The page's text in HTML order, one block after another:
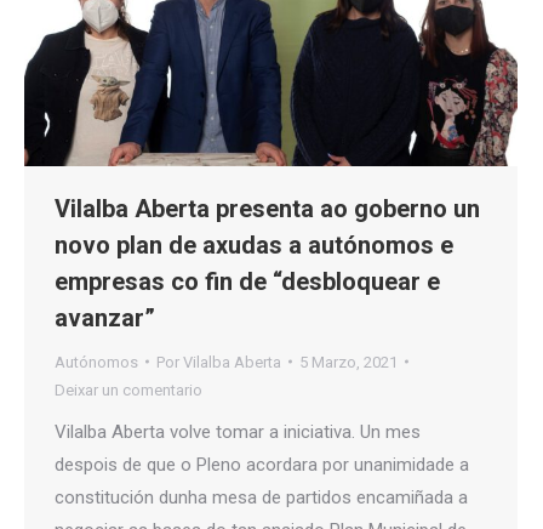
Vilalba Aberta presenta ao goberno un
novo plan de axudas a autónomos e
empresas co fin de “desbloquear e
avanzar”
Autónomos Por Vilalba Aberta
5 Marzo, 2021
Deixar un comentario
Vilalba Aberta volve tomar a iniciativa. Un mes
despois de que o Pleno acordara por unanimidade a
constitución dunha mesa de partidos encamiñada a